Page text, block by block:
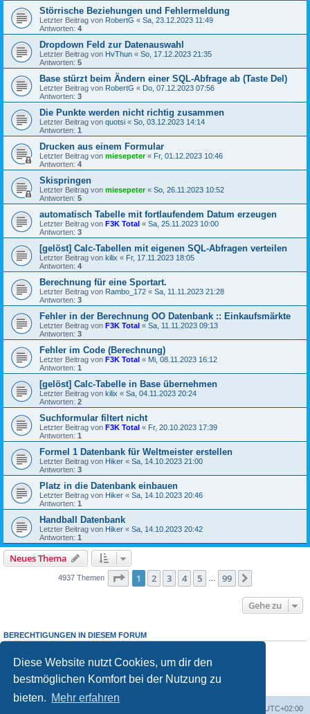
Diese Website nutzt Cookies, um dir den
bestmöglichen Komfort bei der Nutzung zu
bieten. Mehr erfahren
Störrische Beziehungen und Fehlermeldung
Letzter Beitrag von RobertG « Sa, 23.12.2023 11:49
Antworten: 4
Dropdown Feld zur Datenauswahl
Letzter Beitrag von HvThun « So, 17.12.2023 21:35
Antworten: 5
Base stürzt beim Ändern einer SQL-Abfrage ab (Taste Del)
Letzter Beitrag von RobertG « Do, 07.12.2023 07:56
Antworten: 3
Die Punkte werden nicht richtig zusammen
Letzter Beitrag von quotsi « So, 03.12.2023 14:14
Antworten: 1
Drucken aus einem Formular
Letzter Beitrag von miesepeter« Fr, 01.12.2023 10:46
Antworten: 4
Skispringen
Letzter Beitrag von miesepeter« So, 26.11.2023 10:52
Antworten: 5
automatisch Tabelle mit fortlaufendem Datum erzeugen
Letzter Beitrag von F3K Total « Sa, 25.11.2023 10:00
Antworten: 3
[gelöst] Calc-Tabellen mit eigenen SQL-Abfragen verteilen
Letzter Beitrag von kilix « Fr, 17.11.2023 18:05
Antworten: 4
Berechnung für eine Sportart.
Letzter Beitrag von Rambo_172 « Sa, 11.11.2023 21:28
Antworten: 3
Fehler in der Berechnung OO Datenbank :: Einkaufsmärkte
Letzter Beitrag von F3K Total « Sa, 11.11.2023 09:13
Antworten: 3
Fehler im Code (Berechnung)
Letzter Beitrag von F3K Total « Mi, 08.11.2023 16:12
Antworten: 1
[gelöst] Calc-Tabelle in Base übernehmen
Letzter Beitrag von kilix « Sa, 04.11.2023 20:24
Antworten: 2
Suchformular filtert nicht
Letzter Beitrag von F3K Total « Fr, 20.10.2023 17:39
Antworten: 1
Formel 1 Datenbank für Weltmeister erstellen
Letzter Beitrag von Hiker « Sa, 14.10.2023 21:00
Antworten: 3
Platz in die Datenbank einbauen
Letzter Beitrag von Hiker « Sa, 14.10.2023 20:46
Antworten: 1
Handball Datenbank
Letzter Beitrag von Hiker « Sa, 14.10.2023 20:42
Antworten: 1
Neues Thema
4937 Themen Seite 1von 99
1 2 3 4 5 99
Gehe zu
BERECHTIGUNGEN IN DIESEM FORUM
Dudarfst
Antworten zu Themen in diesem Forum erstellen.
Du darfst deine Beiträge in diesem Forumnichtändern.
Du darfst deine Beiträge in diesem Forum nicht löschen.
keine
UTC+02:00